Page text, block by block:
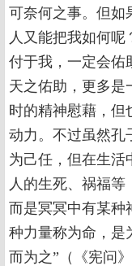
可奈何之事。但如
人又能把我如何
付于我，一定会佑
天之佑助，更多是
时的精神慰藉，但
动力。不过虽然孔
为己任，但在生活
人的生死、祸福等
而是冥冥中有某种
种力量称为命，是
而为之”（《宪问